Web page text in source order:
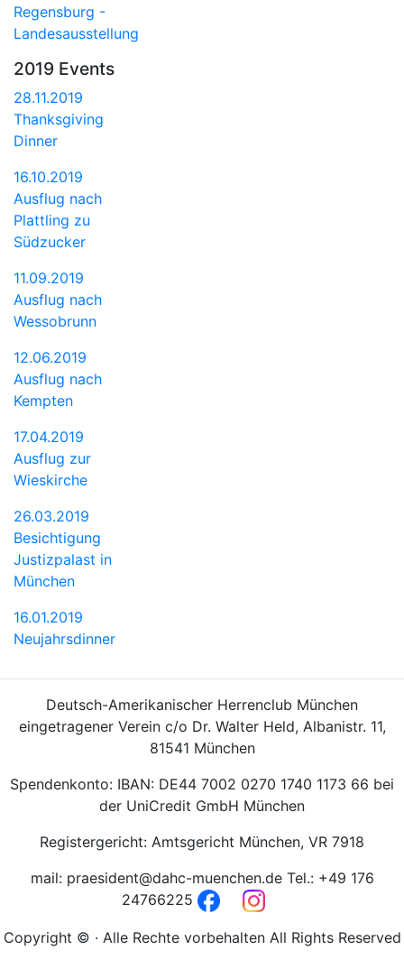
Regensburg -
Landesausstellung
2019 Events
28.11.2019
Thanksgiving
Dinner
16.10.2019
Ausflug nach
Plattling zu
Südzucker
11.09.2019
Ausflug nach
Wessobrunn
12.06.2019
Ausflug nach
Kempten
17.04.2019
Ausflug zur
Wieskirche
26.03.2019
Besichtigung
Justizpalast in
München
16.01.2019
Neujahrsdinner
Deutsch-Amerikanischer Herrenclub München
eingetragener Verein c/o Dr. Walter Held, Albanistr. 11,
81541 München
Spendenkonto: IBAN: DE44 7002 0270 1740 1173 66 bei
der UniCredit GmbH München
Registergericht: Amtsgericht München, VR 7918
mail: praesident@dahc-muenchen.de Tel.: +49 176
24766225
Copyright © · Alle Rechte vorbehalten All Rights Reserved